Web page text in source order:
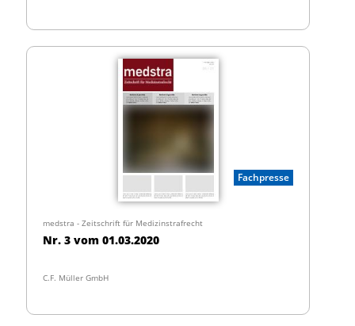
Fachpresse
medstra - Zeitschrift für Medizinstrafrecht
Nr. 3 vom 01.03.2020
C.F. Müller GmbH